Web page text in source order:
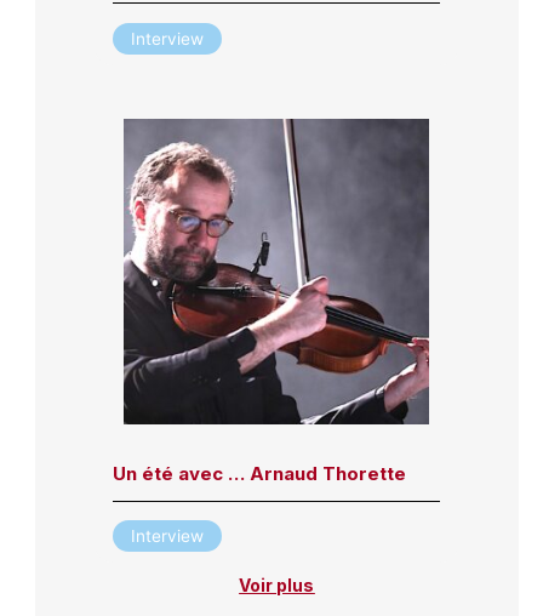
Interview
Un été avec … Arnaud Thorette
Interview
Voir plus